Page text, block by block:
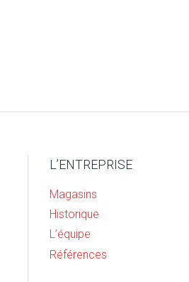
L’ENTREPRISE
Magasins
Historique
L’équipe
Références